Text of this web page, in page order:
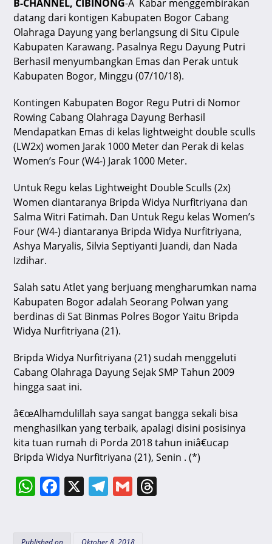
s
A
p
p
e
b
o
o
k
gr
a
m
l a
d
s
B-CHANNEL, CIBINONG-Â Kabar menggembirakan
datang dari kontigen Kabupaten Bogor Cabang
Olahraga Dayung yang berlangsung di Situ Cipule
Kabupaten Karawang. Pasalnya Regu Dayung Putri
Berhasil menyumbangkan Emas dan Perak untuk
Kabupaten Bogor, Minggu (07/10/18).
Kontingen Kabupaten Bogor Regu Putri di Nomor
Rowing Cabang Olahraga Dayung Berhasil
Mendapatkan Emas di kelas lightweight double sculls
(LW2x) women Jarak 1000 Meter dan Perak di kelas
Women’s Four (W4-) Jarak 1000 Meter.
Untuk Regu kelas Lightweight Double Sculls (2x)
Women diantaranya Bripda Widya Nurfitriyana dan
Salma Witri Fatimah. Dan Untuk Regu kelas Women’s
Four (W4-) diantaranya Bripda Widya Nurfitriyana,
Ashya Maryalis, Silvia Septiyanti Juandi, dan Nada
Izdihar.
Salah satu Atlet yang berjuang mengharumkan nama
Kabupaten Bogor adalah Seorang Polwan yang
berdinas di Sat Binmas Polres Bogor Yaitu Bripda
Widya Nurfitriyana (21).
Bripda Widya Nurfitriyana (21) sudah menggeluti
Cabang Olahraga Dayung Sejak SMP Tahun 2009
hingga saat ini.
â€œAlhamdulillah saya sangat bangga sekali bisa
menghasilkan yang terbaik, apalagi disini posisinya
kita tuan rumah di Porda 2018 tahun iniâ€ucap
Bripda Widya Nurfitriyana (21), Senin . (*)
W F X T G